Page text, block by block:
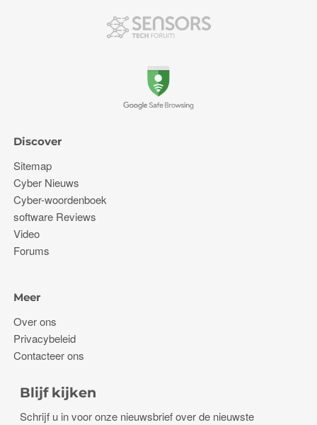
Discover
Sitemap
Cyber ​​Nieuws
Cyber-woordenboek
software Reviews
Video
Forums
Meer
Over ons
Privacybeleid
Contacteer ons
Blijf kijken
Schrijf u in voor onze nieuwsbrief over de nieuwste